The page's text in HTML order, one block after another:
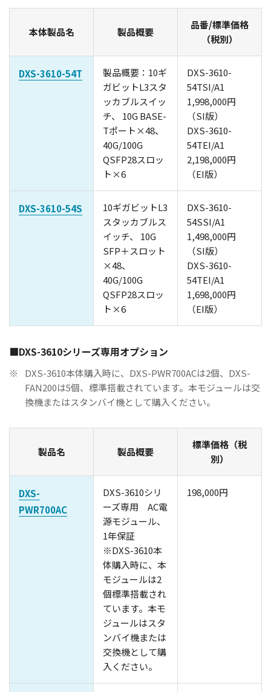
本体製品名 製品概要
品番/標準価格
（税別）
DXS-3610-54T
製品概要：10ギ
ガビットL3スタ
ッカブルスイッ
チ、 10G BASE-
Tポート×48、
40G/100G
QSFP28スロッ
ト×6
DXS-3610-
54TSI/A1
1,998,000円
（SI版）
DXS-3610-
54TEI/A1
2,198,000円
（EI版）
DXS-3610-54S
10ギガビットL3
スタッカブルス
イッチ、 10G
SFP＋スロット
×48、
40G/100G
QSFP28スロッ
ト×6
DXS-3610-
54SSI/A1
1,498,000円
（SI版）
DXS-3610-
54TEI/A1
1,698,000円
（EI版）
■DXS-3610シリーズ専用オプション
※
DXS-3610本体購入時に、DXS-PWR700ACは2個、DXS-
FAN200は5個、標準搭載されています。本モジュールは交
換機またはスタンバイ機として購入ください。
製品名 製品概要
標準価格（税
別）
DXS-
PWR700AC
DXS-3610シリ
ーズ専用 AC電
源モジュール、
1年保証
※DXS-3610本
体購入時に、本
モジュールは2
個標準搭載され
ています。本モ
ジュールはスタ
ンバイ機または
交換機として購
入ください。
198,000円